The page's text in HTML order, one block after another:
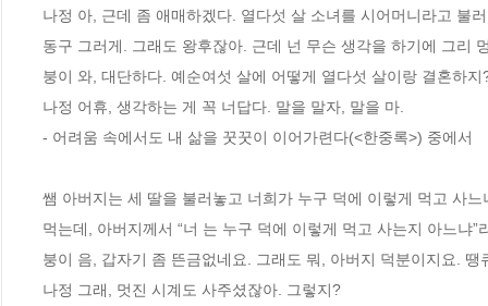
나정 아, 근데 좀 애매하겠다. 열다섯 살 소녀를 시어머니라고 불
동구 그러게. 그래도 왕후잖아. 근데 넌 무슨 생각을 하기에 그리
붕이 와, 대단하다. 예순여섯 살에 어떻게 열다섯 살이랑 결혼하
나정 어휴, 생각하는 게 꼭 너답다. 말을 말자, 말을 마.
- 어려움 속에서도 내 삶을 꿋꿋이 이어가련다(<한중록>) 중에서
쌤 아버지는 세 딸을 불러놓고 너희가 누구 덕에 이렇게 먹고 사
먹는데, 아버지께서 “너 는 누구 덕에 이렇게 먹고 사는지 아느냐
붕이 음, 갑자기 좀 뜬금없네요. 그래도 뭐, 아버지 덕분이지요.
나정 그래, 멋진 시계도 사주셨잖아. 그렇지?